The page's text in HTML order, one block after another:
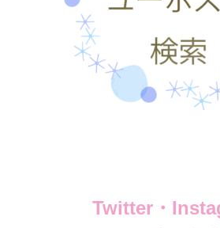
Twitter・